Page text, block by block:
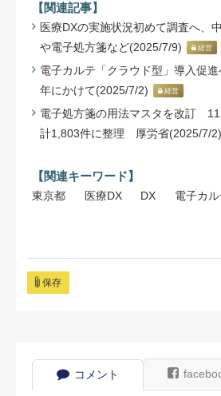
【関連記事】
医療DXの実施状況初めて調査へ、
や電子処方箋など(2025/7/9)
経営
電子カルテ「クラウド型」導入促
年にかけて(2025/7/2)
経営
電子処方箋の用法マスタを改訂
計1,803件に整理 厚労省(2025/7/2)
【関連キーワード】
東京都 医療DX DX 電子カル
保存
コメント